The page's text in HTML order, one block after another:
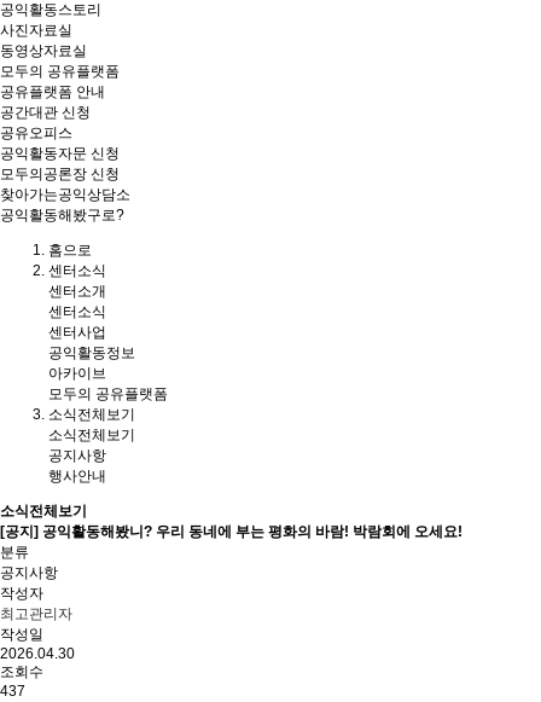
공익활동스토리
사진자료실
동영상자료실
모두의 공유플랫폼
공유플랫폼 안내
공간대관 신청
공유오피스
공익활동자문 신청
모두의공론장 신청
찾아가는공익상담소
공익활동해봤구로?
홈으로
센터소식
센터소개
센터소식
센터사업
공익활동정보
아카이브
모두의 공유플랫폼
소식전체보기
소식전체보기
공지사항
행사안내
소식전체보기
[공지] 공익활동해봤니? 우리 동네에 부는 평화의 바람! 박람회에 오세요!
분류
공지사항
작성자
최고관리자
작성일
2026.04.30
조회수
437